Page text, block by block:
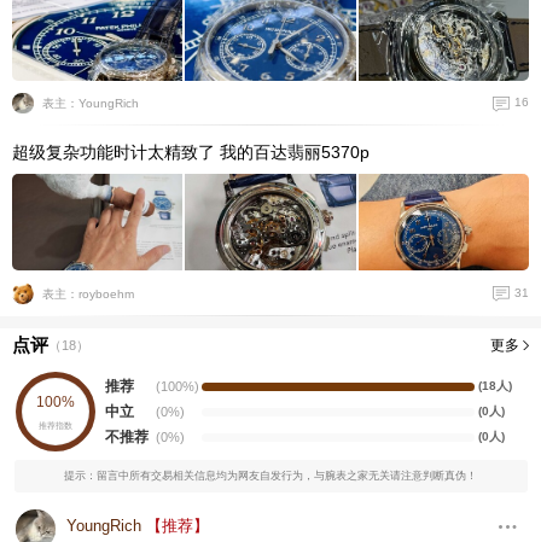
表主：YoungRich 16
超级复杂功能时计太精致了 我的百达翡丽5370p
表主：royboehm 31
点评（ 18） 更多
100%
推荐指数
推荐 (100%) (18人)
中立 (0%) (0人)
不推荐 (0%) (0人)
提示：留言中所有交易相关信息均为网友自发行为，与腕表之家无关请注意判断真伪！
YoungRich 【推荐】